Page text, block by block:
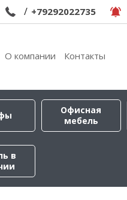
/ +79292022735
О компании Контакты
Офисная
мебель
в